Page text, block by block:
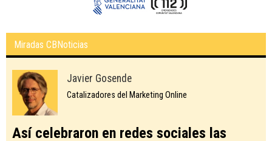
Miradas CBNoticias
Javier Gosende
Catalizadores del Marketing Online
Así celebraron en redes sociales las